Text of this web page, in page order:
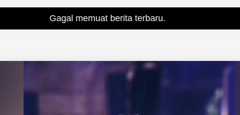
Gagal memuat berita terbaru.